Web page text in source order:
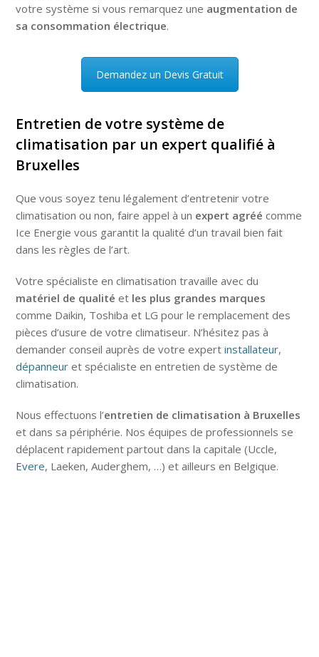
votre système si vous remarquez une augmentation de
sa consommation électrique.
Demandez un Devis Gratuit
Entretien de votre système de
climatisation par un expert qualifié à
Bruxelles
Que vous soyez tenu légalement d’entretenir votre
climatisation ou non, faire appel à un expert agréé comme
Ice Energie vous garantit la qualité d’un travail bien fait
dans les règles de l’art.
Votre spécialiste en climatisation travaille avec du
matériel de qualité et les plus grandes marques
comme Daikin, Toshiba et LG pour le remplacement des
pièces d’usure de votre climatiseur. N’hésitez pas à
demander conseil auprès de votre expertinstallateur,
dépanneur et spécialiste en entretien de système de
climatisation.
Nous effectuons l’entretien de climatisation à Bruxelles
et dans sa périphérie. Nos équipes de professionnels se
déplacent rapidement partout dans la capitale (Uccle,
Evere, Laeken, Auderghem, …) et ailleurs en Belgique.